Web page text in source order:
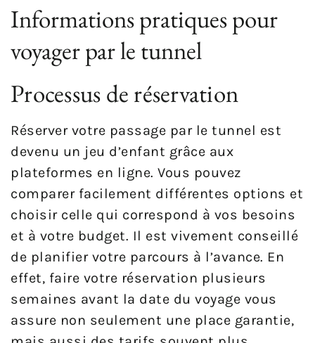
Informations pratiques pour
voyager par le tunnel
Processus de réservation
Réserver votre passage par le tunnel est
devenu un jeu d’enfant grâce aux
plateformes en ligne. Vous pouvez
comparer facilement différentes options et
choisir celle qui correspond à vos besoins
et à votre budget. Il est vivement conseillé
de planifier votre parcours à l’avance. En
effet, faire votre réservation plusieurs
semaines avant la date du voyage vous
assure non seulement une place garantie,